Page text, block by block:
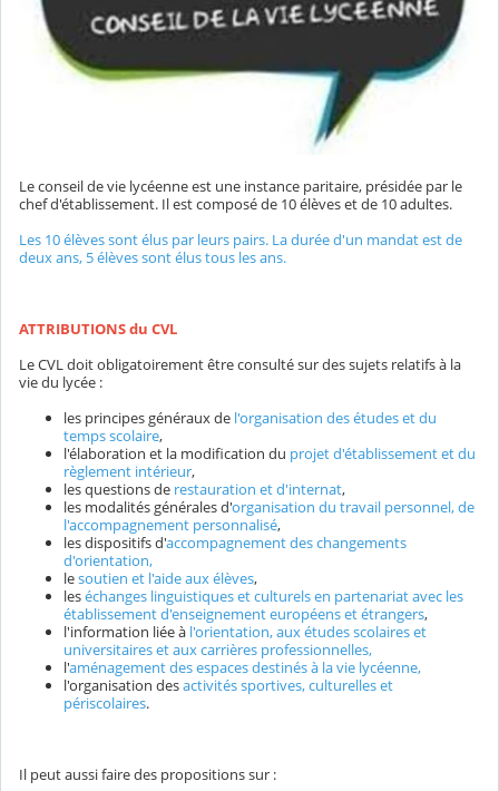
Le conseil de vie lycéenne est une instance paritaire, présidée par le
chef d'établissement. Il est composé de 10 élèves et de 10 adultes.
Les 10 élèves sont élus par leurs pairs. La durée d'un mandat est de
deux ans, 5 élèves sont élus tous les ans.
ATTRIBUTIONS du CVL
Le CVL doit obligatoirement être consulté sur des sujets relatifs à la
vie du lycée :
les principes généraux de l'organisation des études et du
temps scolaire,
l'élaboration et la modification du projet d'établissement et du
règlement intérieur,
les questions de restauration et d'internat,
les modalités générales d'organisation du travail personnel, de
l'accompagnement personnalisé,
les dispositifs d'accompagnement des changements
d'orientation,
lesoutien et l'aide aux élèves,
leséchanges linguistiques et culturels en partenariat avec les
établissement d'enseignement européens et étrangers,
l'information liée à l'orientation, aux études scolaires et
universitaires et aux carrières professionnelles,
l'aménagement des espaces destinés à la vie lycéenne,
l'organisation desactivités sportives, culturelles et
périscolaires.
Il peut aussi faire des propositions sur :